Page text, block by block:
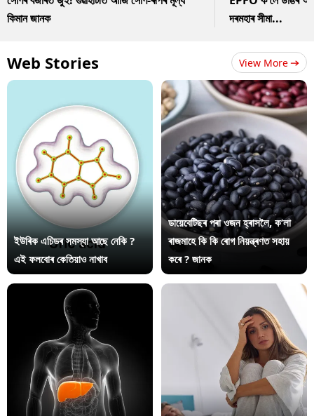
কিমান জানক
দৰমহাৰ সীমা...
Web Stories View More
ইউৰিক এচিডৰ সমস্যা আছে নেকি ?
এই ফলবোৰ কেতিয়াও নাখাব
ডায়েবেটিছৰ পৰা ওজন হ্ৰাসলৈ, ক’লা
ৰাজমাহে কি কি ৰোগ নিয়ন্ত্ৰণত সহায়
কৰে ? জানক